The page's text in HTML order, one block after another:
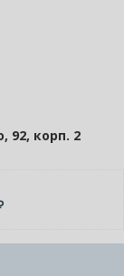
92, корп. 2